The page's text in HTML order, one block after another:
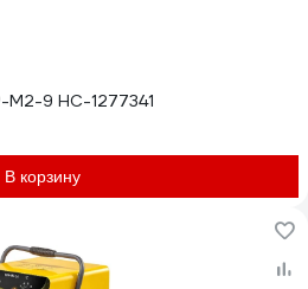
M2-9 НС-1277341
В корзину